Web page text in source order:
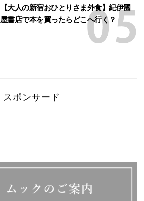
【大人の新宿おひとりさま外食】紀伊國
屋書店で本を買ったらどこへ行く？
スポンサード